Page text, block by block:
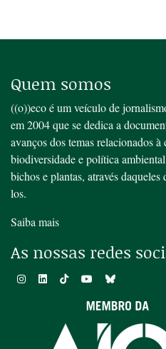
Quem somos
((o))eco é um veículo de
em 2004 que se dedica a
avanços dos temas relacionados à
biodiversidade e política
bichos e plantas, através
los.
Saiba mais
As nossas redes